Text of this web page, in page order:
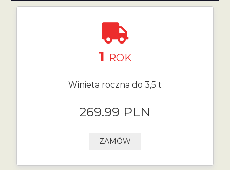
1 ROK
Winieta roczna do 3,5 t
269.99 PLN
ZAMÓW